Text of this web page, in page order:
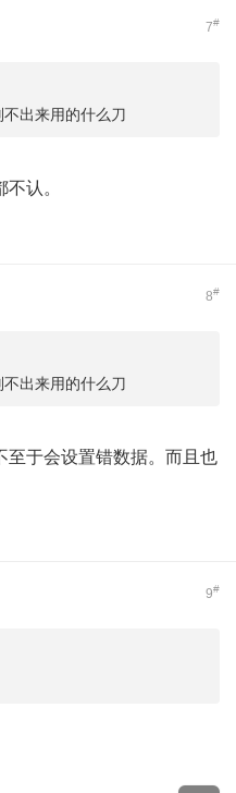
7#
出来用的什么刀
认。
8#
出来用的什么刀
至于会设置错数据。而且也
9#